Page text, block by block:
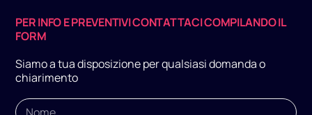
PER INFO E PREVENTIVI CONTATTACI COMPILANDO IL
FORM
Siamo a tua disposizione per qualsiasi domanda o
chiarimento